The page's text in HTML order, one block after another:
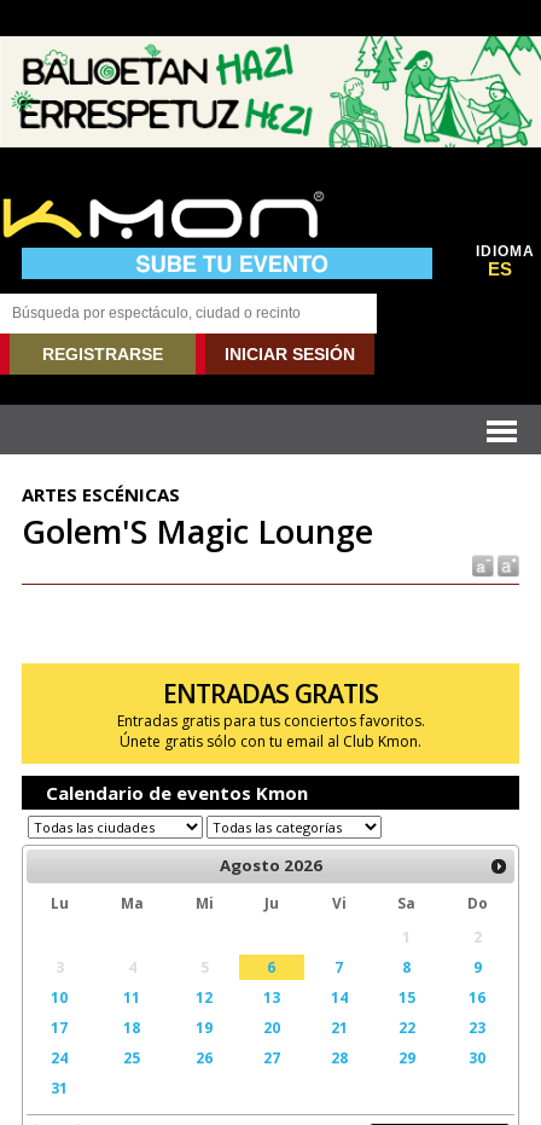
IDIOMA
ES
REGISTRARSE INICIAR SESIÓN
ARTES ESCÉNICAS
Golem'S Magic Lounge
ENTRADAS GRATIS
Entradas gratis para tus conciertos favoritos.
Únete gratis sólo con tu email al Club Kmon.
Calendario de eventos Kmon
Agosto 2026
Lu Ma Mi Ju Vi Sa
Do
1
2
3
4 5 6 7 8
9
10
11 12 13 14 15
16
17
18 19 20 21 22
23
24
25 26 27 28 29
30
31